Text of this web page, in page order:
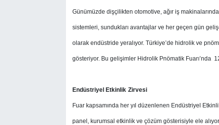
Günümüzde dişçilikten otomotive, ağır iş
sistemleri, sundukları avantajlar ve her geçen gün
olarak endüstride yeralıyor. Türkiye’de hidrolik ve
gösteriyor. Bu gelişimler Hidrolik Pnömatik Fuarı’nda
Endüstriyel Etkinlik Zirvesi
Fuar kapsamında her yıl düzenlenen Endüstriyel
panel, kurumsal etkinlik ve çözüm gösterisiyle ele